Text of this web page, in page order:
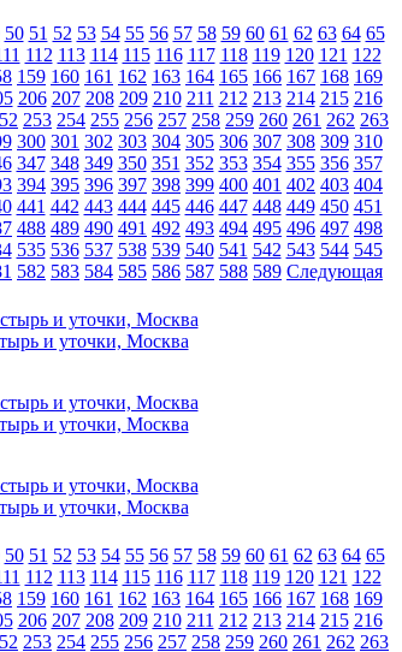
50 51 52 53 54 55 56 57 58 59 60 61 62 63 64 65
112 113 114 115 116 117 118 119 120 121 122
159 160 161 162 163 164 165 166 167 168 169
206 207 208 209 210 211 212 213 214 215 216
253 254 255 256 257 258 259 260 261 262 263
300 301 302 303 304 305 306 307 308 309 310
347 348 349 350 351 352 353 354 355 356 357
394 395 396 397 398 399 400 401 402 403 404
441 442 443 444 445 446 447 448 449 450 451
488 489 490 491 492 493 494 495 496 497 498
535 536 537 538 539 540 541 542 543 544 545
582 583 584 585 586 587 588 589 Следующая
и уточки, Москва
и уточки, Москва
и уточки, Москва
50 51 52 53 54 55 56 57 58 59 60 61 62 63 64 65
112 113 114 115 116 117 118 119 120 121 122
159 160 161 162 163 164 165 166 167 168 169
206 207 208 209 210 211 212 213 214 215 216
253 254 255 256 257 258 259 260 261 262 263